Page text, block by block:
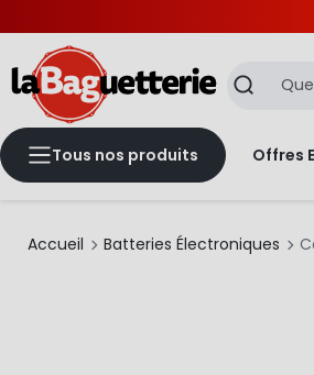
Tous nos produits Offres
Accueil Batteries Électroniques